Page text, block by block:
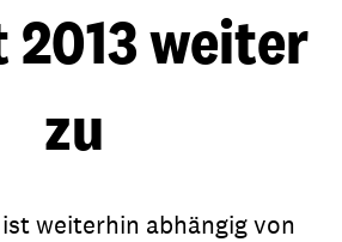
weiter
zu
weiterhin abhängig von